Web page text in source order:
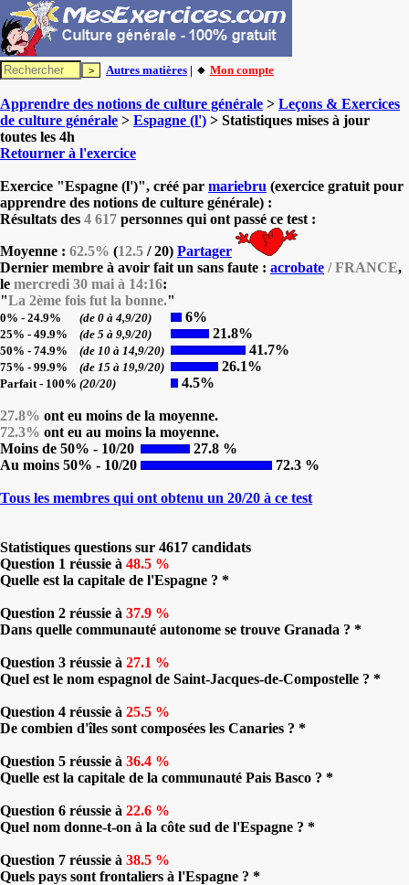
Autres matières | 🔸 Mon compte
Apprendre des notions de culture générale > Leçons & Exercices
de culture générale > Espagne (l') > Statistiques mises à jour
toutes les 4h
Retourner à l'exercice
Exercice "Espagne (l')", créé par mariebru (exercice gratuit pour
apprendre des notions de culture générale) :
Résultats des 4 617 personnes qui ont passé ce test :
Moyenne : 62.5% (12.5 / 20) Partager
Dernier membre à avoir fait un sans faute : acrobate / FRANCE,
le mercredi 30 mai à 14:16:
"La 2ème fois fut la bonne."
0% - 24.9% (de 0 à 4,9/20) 6%
25% - 49.9% (de 5 à 9,9/20) 21.8%
50% - 74.9% (de 10 à 14,9/20) 41.7%
75% - 99.9% (de 15 à 19,9/20) 26.1%
Parfait - 100% (20/20) 4.5%
27.8% ont eu moins de la moyenne.
72.3% ont eu au moins la moyenne.
Moins de 50% - 10/20
27.8 %
Au moins 50% - 10/20
72.3 %
Tous les membres qui ont obtenu un 20/20 à ce test
Statistiques questions sur 4617 candidats
Question 1 réussie à 48.5 %
Quelle est la capitale de l'Espagne ? *
Question 2 réussie à 37.9 %
Dans quelle communauté autonome se trouve Granada ? *
Question 3 réussie à 27.1 %
Quel est le nom espagnol de Saint-Jacques-de-Compostelle ? *
Question 4 réussie à 25.5 %
De combien d'îles sont composées les Canaries ? *
Question 5 réussie à 36.4 %
Quelle est la capitale de la communauté Pais Basco ? *
Question 6 réussie à 22.6 %
Quel nom donne-t-on à la côte sud de l'Espagne ? *
Question 7 réussie à 38.5 %
Quels pays sont frontaliers à l'Espagne ? *